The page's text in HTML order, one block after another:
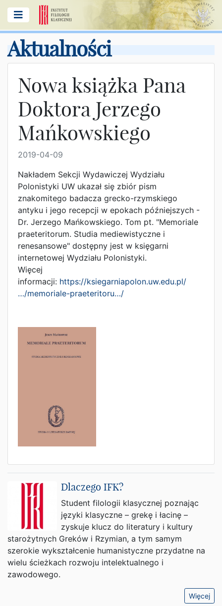
Aktualności
Nowa książka Pana
Doktora Jerzego
Mańkowskiego
2019-04-09
Nakładem Sekcji Wydawiczej Wydziału
Polonistyki UW ukazał się zbiór pism
znakomitego badacza grecko-rzymskiego
antyku i jego recepcji w epokach późniejszych -
Dr. Jerzego Mańkowskiego. Tom pt. "Memoriale
praeteritorum. Studia mediewistyczne i
renesansowe" dostępny jest w księgarni
internetowej Wydziału Polonistyki.
Więcej
informacji: https://ksiegarniapolon.uw.edu.pl/
…/memoriale-praeteritoru…/
Dlaczego IFK?
Student filologii klasycznej poznając
języki klasyczne – grekę i łacinę –
zyskuje klucz do literatury i kultury
starożytnych Greków i Rzymian, a tym samym
szerokie wykształcenie humanistyczne przydatne na
wielu ścieżkach rozwoju intelektualnego i
zawodowego.
Więcej